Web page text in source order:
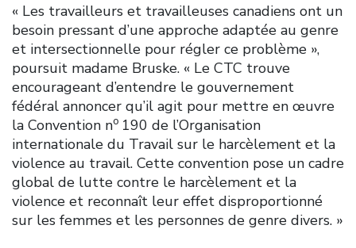
« Les travailleurs et travailleuses canadiens ont un
besoin pressant d’une approche adaptée au genre
et intersectionnelle pour régler ce problème »,
poursuit madame Bruske. « Le CTC trouve
encourageant d’entendre le gouvernement
fédéral annoncer qu’il agit pour mettre en œuvre
la Convention no 190 de l’Organisation
internationale du Travail sur le harcèlement et la
violence au travail. Cette convention pose un cadre
global de lutte contre le harcèlement et la
violence et reconnaît leur effet disproportionné
sur les femmes et les personnes de genre divers. »